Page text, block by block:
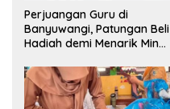
Perjuangan Guru di
Banyuwangi, Patungan Beli
Hadiah demi Menarik Minat